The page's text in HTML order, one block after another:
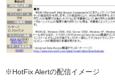
※HotFix Alertの配信イメージ